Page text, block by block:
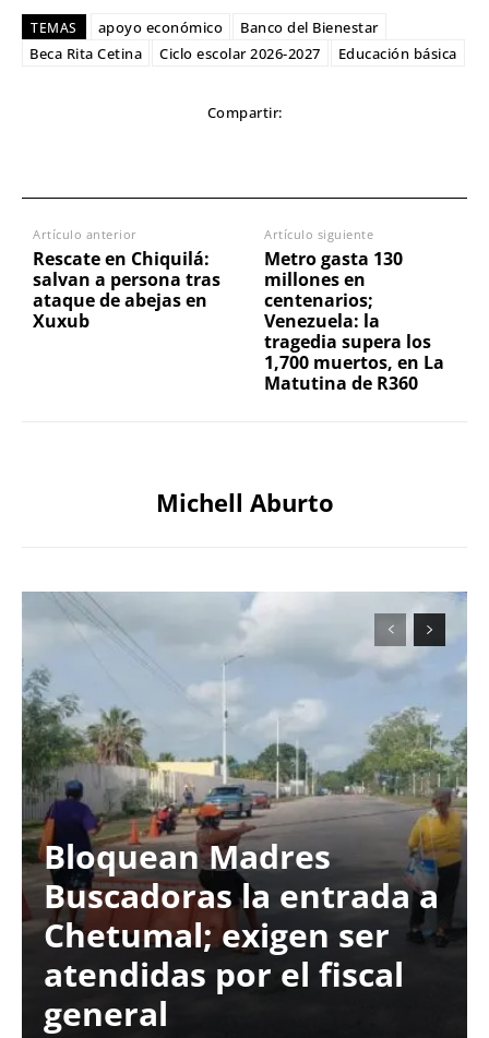
TEMAS apoyo económico
Banco del Bienestar
Beca Rita Cetina
Ciclo escolar 2026-2027 Educación básica
Compartir:
Artículo anterior
Rescate en Chiquilá:
salvan a persona tras
ataque de abejas en
Xuxub
Artículo siguiente
Metro gasta 130
millones en
centenarios;
Venezuela: la
tragedia supera los
1,700 muertos, en La
Matutina de R360
Michell Aburto
Bloquean Madres
Buscadoras la entrada a
Chetumal; exigen ser
atendidas por el fiscal
general